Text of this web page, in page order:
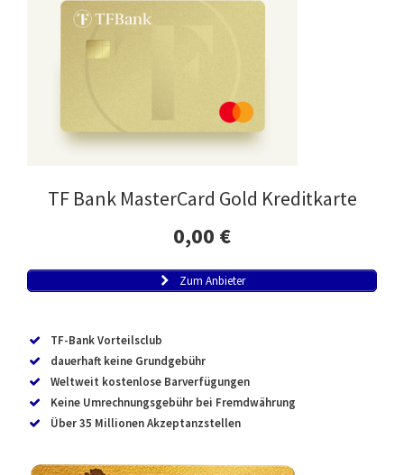
TF Bank MasterCard Gold Kreditkarte
0,00 €
Zum Anbieter
TF-Bank Vorteilsclub
dauerhaft keine Grundgebühr
Weltweit kostenlose Barverfügungen
Keine Umrechnungsgebühr bei Fremdwährung
Über 35 Millionen Akzeptanzstellen